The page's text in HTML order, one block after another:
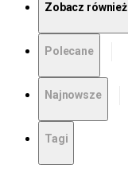
Zobacz również
Polecane
Najnowsze
Tagi